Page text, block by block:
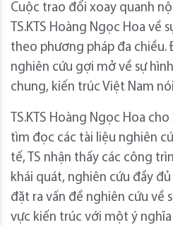
Cuộc trao đổi xoay quanh
TS.KTS Hoàng Ngọc Hoa về
theo phương pháp đa
nghiên cứu gợi mở về sự
chung, kiến trúc Việt Nam
TS.KTS Hoàng Ngọc Hoa
tìm đọc các tài liệu nghiên
tế, TS nhận thấy các công
khái quát, nghiên cứu đầy đủ
đặt ra vấn đề nghiên cứu về
vực kiến trúc với một ý